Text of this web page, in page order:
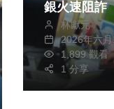
銀火速阻詐
林獻元
2026年六
1,899 觀看
1 分享